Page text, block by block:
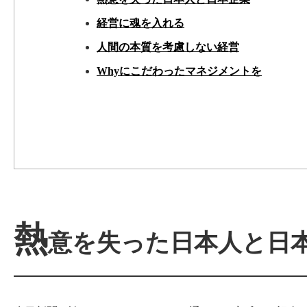
経営に魂を入れる
人間の本質を考慮しない経営
Whyにこだわったマネジメントを
熱意を失った日本人と日